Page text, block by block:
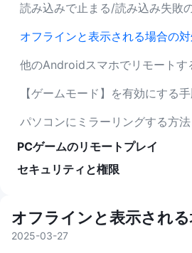
読み込みで止まる/読み込み失敗
オフラインと表示される場合の
他のAndroidスマホでリモートす
【ゲームモード】を有効にする
パソコンにミラーリングする方法
PCゲームのリモートプレイ
セキュリティと権限
オフラインと表示され
2025-03-27